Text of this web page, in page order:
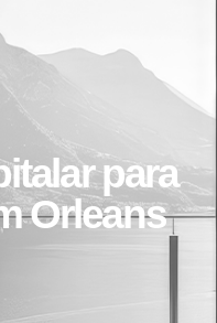
para
Orleans